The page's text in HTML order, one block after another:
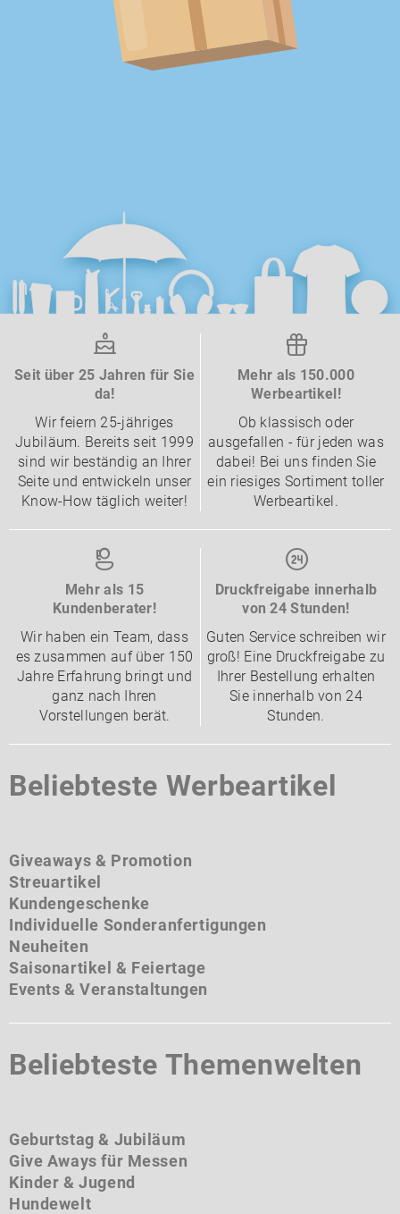
Seit über 25 Jahren für Sie
da!
Wir feiern 25-jähriges
Jubiläum. Bereits seit 1999
sind wir beständig an Ihrer
Seite und entwickeln unser
Know-How täglich weiter!
Mehr als 150.000
Werbeartikel!
Ob klassisch oder
ausgefallen - für jeden was
dabei! Bei uns finden Sie
ein riesiges Sortiment toller
Werbeartikel.
Mehr als 15
Kundenberater!
Wir haben ein Team, dass
es zusammen auf über 150
Jahre Erfahrung bringt und
ganz nach Ihren
Vorstellungen berät.
Druckfreigabe innerhalb
von 24 Stunden!
Guten Service schreiben wir
groß! Eine Druckfreigabe zu
Ihrer Bestellung erhalten
Sie innerhalb von 24
Stunden.
Beliebteste Werbeartikel
Giveaways & Promotion
Streuartikel
Kundengeschenke
Individuelle Sonderanfertigungen
Neuheiten
Saisonartikel & Feiertage
Events & Veranstaltungen
Beliebteste Themenwelten
Geburtstag & Jubiläum
Give Aways für Messen
Kinder & Jugend
Hundewelt